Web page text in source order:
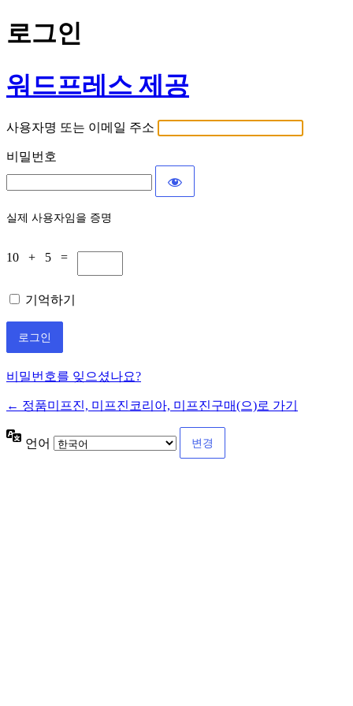
로그인
워드프레스 제공
사용자명 또는 이메일 주소
비밀번호
실제 사용자임을 증명
10 + 5 =
기억하기
비밀번호를 잊으셨나요?
← 정품미프진, 미프진코리아, 미프진구매(으)로 가기
언어